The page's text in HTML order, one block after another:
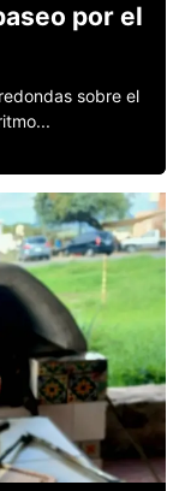
por el
sobre el